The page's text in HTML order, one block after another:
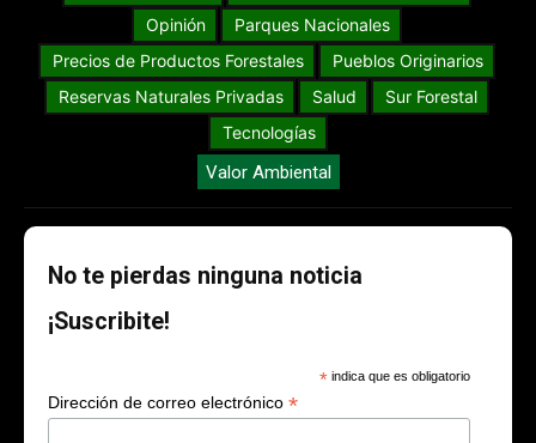
Opinión
Parques Nacionales
Precios de Productos Forestales
Pueblos Originarios
Reservas Naturales Privadas
Salud
Sur Forestal
Tecnologías
Valor Ambiental
No te pierdas ninguna noticia
¡Suscribite!
* indica que es obligatorio
Dirección de correo electrónico *